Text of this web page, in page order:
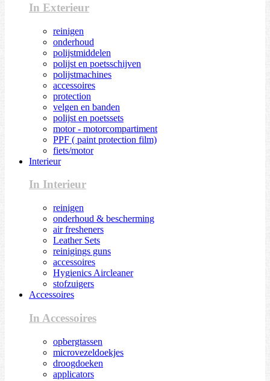
In Exterieur
reinigen
onderhoud
polijstmiddelen
polijst en poetsschijven
polijstmachines
accessoires
protection
velgen en banden
polijst en poetssets
motor - motorcompartiment
PPF ( paint protection film)
fiets/motor
Interieur
In Interieur
reinigen
onderhoud & bescherming
air fresheners
Leather Sets
reinigings guns
accessoires
Hygienics Aircleaner
stofzuigers
Accessoires
In Accessoires
opbergtassen
microvezeldoekjes
droogdoeken
applicators